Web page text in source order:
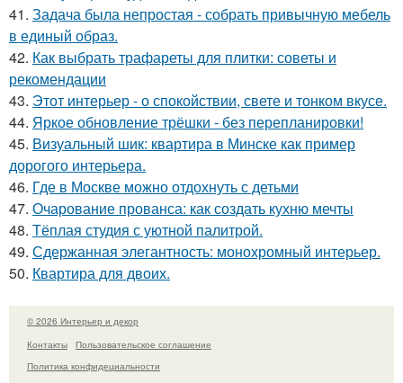
41. Задача была непростая - собрать привычную мебель
в единый образ.
42. Как выбрать трафареты для плитки: советы и
рекомендации
43. Этот интерьер - о спокойствии, свете и тонком вкусе.
44. Яркое обновление трёшки - без перепланировки!
45. Визуальный шик: квартира в Минске как пример
дорогого интерьера.
46. Где в Москве можно отдохнуть с детьми
47. Очарование прованса: как создать кухню мечты
48. Тёплая студия с уютной палитрой.
49. Сдержанная элегантность: монохромный интерьер.
50. Квартира для двоих.
© 2026 Интерьер и декор
Контакты
Пользовательское соглашение
Политика конфидециальности